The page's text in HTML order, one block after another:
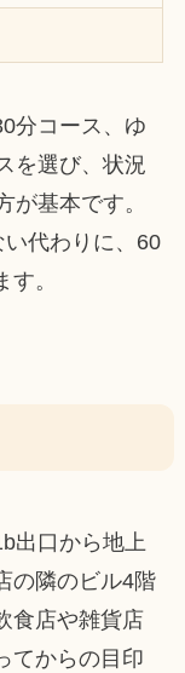
分コース、ゆ
を選び、状況
が基本です。
代わりに、60
。
出口から地上
の隣のビル4階
食店や雑貨店
てからの目印